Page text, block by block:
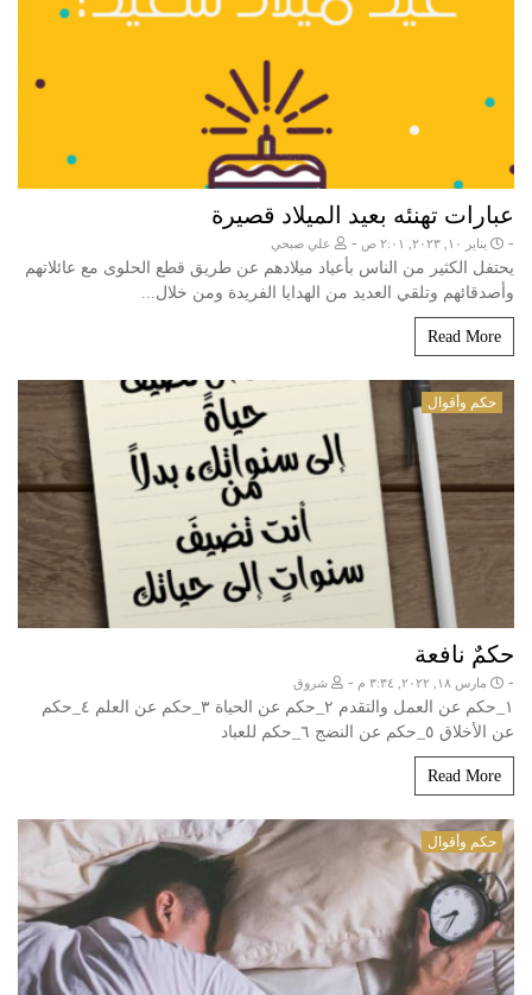
عبارات تهنئه بعيد الميلاد قصيرة
- يناير ١٠, ٢٠٢٣, ٢:٠١ ص - علي صبحي
يحتفل الكثير من الناس بأعياد ميلادهم عن طريق قطع الحلوى مع عائلاتهم
وأصدقائهم وتلقي العديد من الهدايا الفريدة ومن خلال...
Read More
حكم وأقوال
حكمٌ نافعة
- مارس ١٨, ٢٠٢٢, ٣:٣٤ م - شروق
١_حكم عن العمل والتقدم ٢_حكم عن الحياة ٣_حكم عن العلم ٤_حكم
عن الأخلاق ٥_حكم عن النضج ٦_حكم للعباد
Read More
حكم وأقوال